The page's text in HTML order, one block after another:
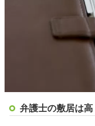
弁護士の敷居は